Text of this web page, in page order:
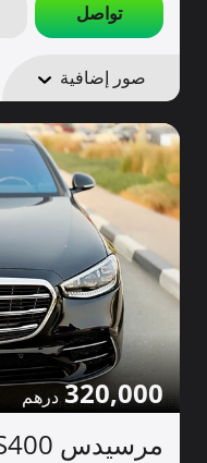
تواصل
صور إضافية
320,000
مرسيدس S400 للبيع